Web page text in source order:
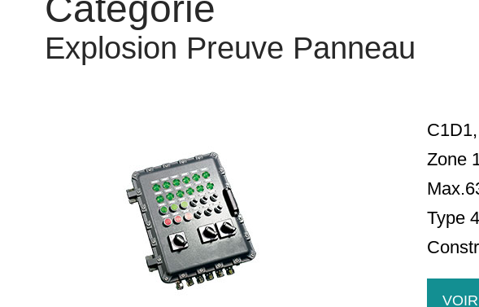
Explosion Preuve Panneau
Zone
Type